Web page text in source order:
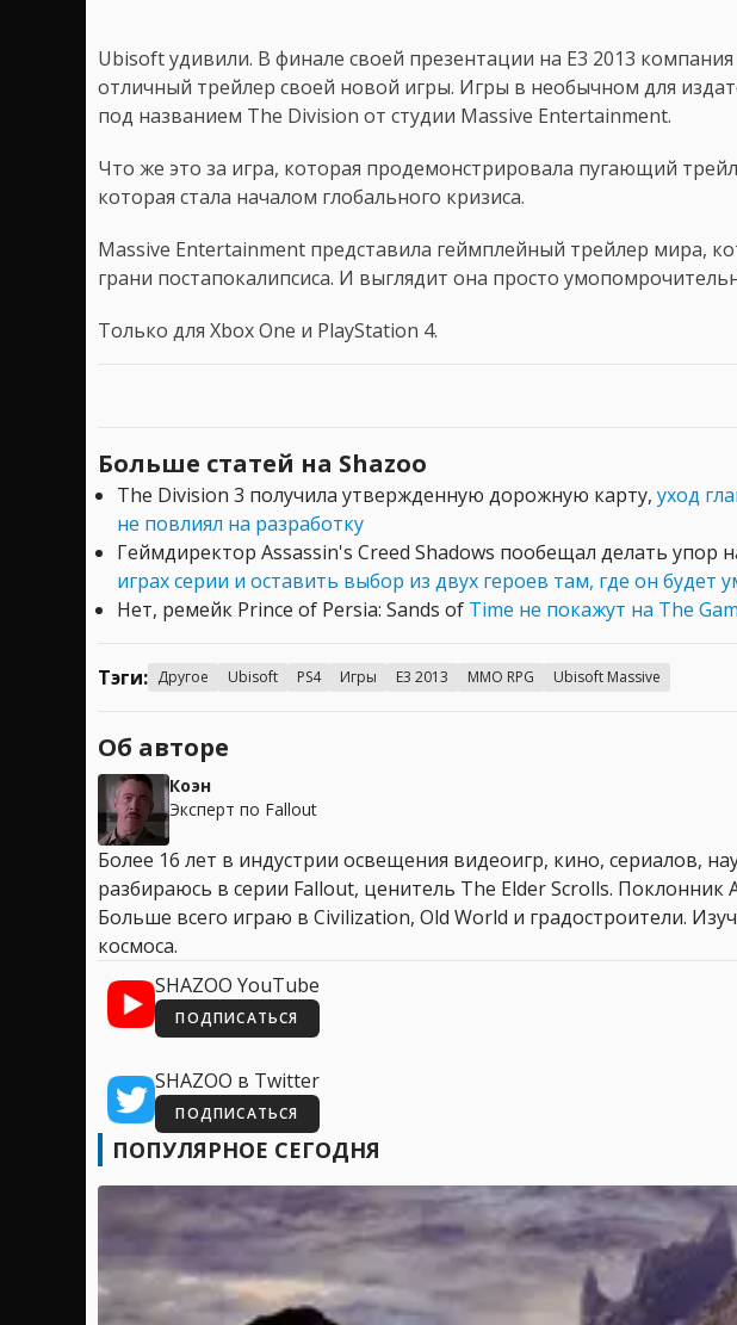
Ubisoft удивили. В финале своей презентации на E3 2013
отличный трейлер своей новой игры. Игры в необычном для
под названием The Division от студии Massive Entertainment.
Что же это за игра, которая продемонстрировала пугающий
которая стала началом глобального кризиса.
Massive Entertainment представила геймплейный трейлер мира,
грани постапокалипсиса. И выглядит она просто
Только для Xbox One и PlayStation 4.
Больше статей на Shazoo
The Division 3 получила утвержденную дорожную карту, уход
не повлиял на разработку
Геймдиректор Assassin's Creed Shadows пообещал делать упор
играх серии и оставить выбор из двух героев там, где он будет
Нет, ремейк Prince of Persia: Sands of Time не покажут на The
Тэги: Другое Ubisoft PS4 Игры E3 2013 MMO RPG Ubisoft Massive
Об авторе
Коэн
Эксперт по Fallout
Более 16 лет в индустрии освещения видеоигр, кино, сериалов,
разбираюсь в серии Fallout, ценитель The Elder Scrolls. Поклонник
Больше всего играю в Civilization, Old World и градостроители.
космоса.
SHAZOO YouTube
ПОДПИСАТЬСЯ
SHAZOO в Twitter
ПОДПИСАТЬСЯ
ПОПУЛЯРНОЕ СЕГОДНЯ